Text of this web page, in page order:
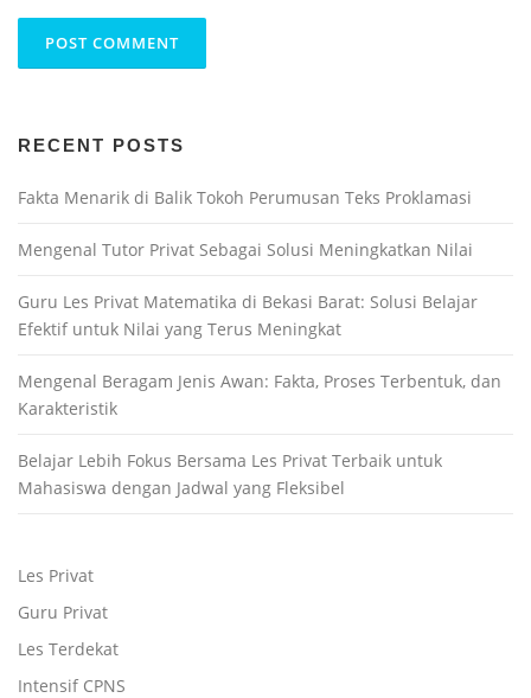
RECENT POSTS
Fakta Menarik di Balik Tokoh Perumusan Teks Proklamasi
Mengenal Tutor Privat Sebagai Solusi Meningkatkan Nilai
Guru Les Privat Matematika di Bekasi Barat: Solusi Belajar
Efektif untuk Nilai yang Terus Meningkat
Mengenal Beragam Jenis Awan: Fakta, Proses Terbentuk, dan
Karakteristik
Belajar Lebih Fokus Bersama Les Privat Terbaik untuk
Mahasiswa dengan Jadwal yang Fleksibel
Les Privat
Guru Privat
Les Terdekat
Intensif CPNS